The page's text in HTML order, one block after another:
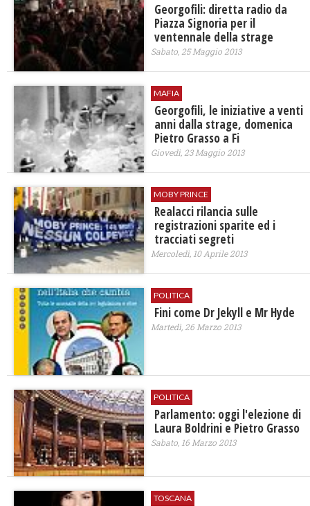
Georgofili: diretta radio da
Piazza Signoria per il
ventennale della strage
Sabato, 25 Maggio 2013
MAFIA
Georgofili, le iniziative a venti
anni dalla strage, domenica
Pietro Grasso a Fi
Giovedì, 23 Maggio 2013
MOBY PRINCE
Realacci rilancia sulle
registrazioni sparite ed i
tracciati segreti
Mercoledì, 10 Aprile 2013
POLITICA
Fini come Dr Jekyll e Mr Hyde
Martedì, 26 Marzo 2013
POLITICA
Parlamento: oggi l'elezione di
Laura Boldrini e Pietro Grasso
Sabato, 16 Marzo 2013
TOSCANA